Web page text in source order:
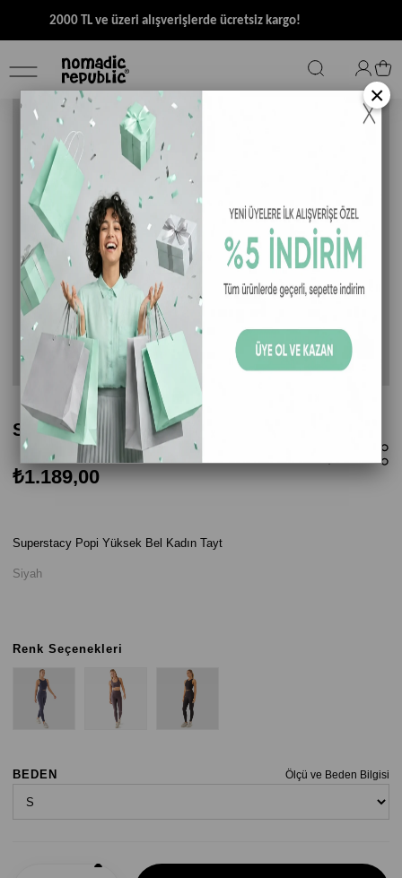
2000 TL ve üzeri alışverişlerde ücretsiz kargo!
Superstacy Popi Kadın Tayt - Siyah
₺1.189,00
Superstacy Popi Yüksek Bel Kadın Tayt
Siyah
Renk Seçenekleri
Ölçü ve Beden Bilgisi
BEDEN
×